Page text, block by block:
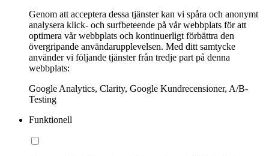
Genom att acceptera dessa tjänster kan vi spåra och anonymt
analysera klick- och surfbeteende på vår webbplats för att
optimera vår webbplats och kontinuerligt förbättra den
övergripande användarupplevelsen. Med ditt samtycke
använder vi följande tjänster från tredje part på denna
webbplats:
Google Analytics, Clarity, Google Kundrecensioner, A/B-
Testing
Funktionell